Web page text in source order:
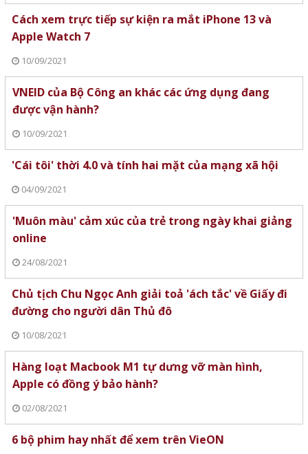
Cách xem trực tiếp sự kiện ra mắt iPhone 13 và
Apple Watch 7
10/09/2021
VNEID của Bộ Công an khác các ứng dụng đang
được vận hành?
10/09/2021
'Cái tôi' thời 4.0 và tính hai mặt của mạng xã hội
04/09/2021
'Muôn màu' cảm xúc của trẻ trong ngày khai giảng
online
24/08/2021
Chủ tịch Chu Ngọc Anh giải toả 'ách tắc' về Giấy đi
đường cho người dân Thủ đô
10/08/2021
Hàng loạt Macbook M1 tự dưng vỡ màn hình,
Apple có đồng ý bảo hành?
02/08/2021
6 bộ phim hay nhất để xem trên VieON